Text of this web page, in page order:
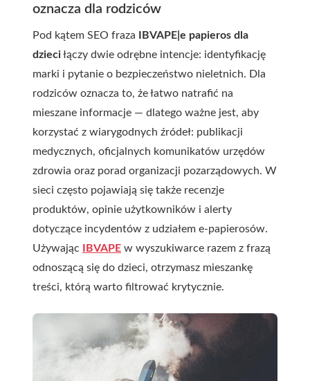
oznacza dla rodziców
Pod kątem SEO fraza
IBVAPE|e papieros dla
dzieciłączy dwie odrębne intencje: identyfikację
marki i pytanie o bezpieczeństwo nieletnich. Dla
rodziców oznacza to, że łatwo natrafić na
mieszane informacje — dlatego ważne jest, aby
korzystać z wiarygodnych źródeł: publikacji
medycznych, oficjalnych komunikatów urzędów
zdrowia oraz porad organizacji pozarządowych. W
sieci często pojawiają się także recenzje
produktów, opinie użytkowników i alerty
dotyczące incydentów z udziałem e-papierosów.
Używając
IBVAPE w wyszukiwarce razem z frazą
odnoszącą się do dzieci, otrzymasz mieszankę
treści, którą warto filtrować krytycznie.